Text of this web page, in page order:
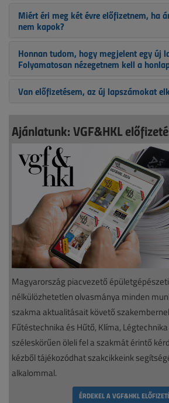
Miért éri meg két évre előfizetnem, ha
nem kapok?
Honnan tudom, hogy megjelent egy új
Folyamatosan nézegetnem kell a
Van előfizetésem, az új lapszámokat
Ajánlatunk: VGF&HKL
Magyarország piacvezető
nélkülözhetetlen olvasmánya minden
szakma aktualitásait követő
Fűtéstechnika és Hűtő, Klíma,
széleskörűen öleli fel a szakmát érintő
kézből tájékozódhat szakcikkeink
alkalommal.
ÉRDEKEL A VGF&HKL